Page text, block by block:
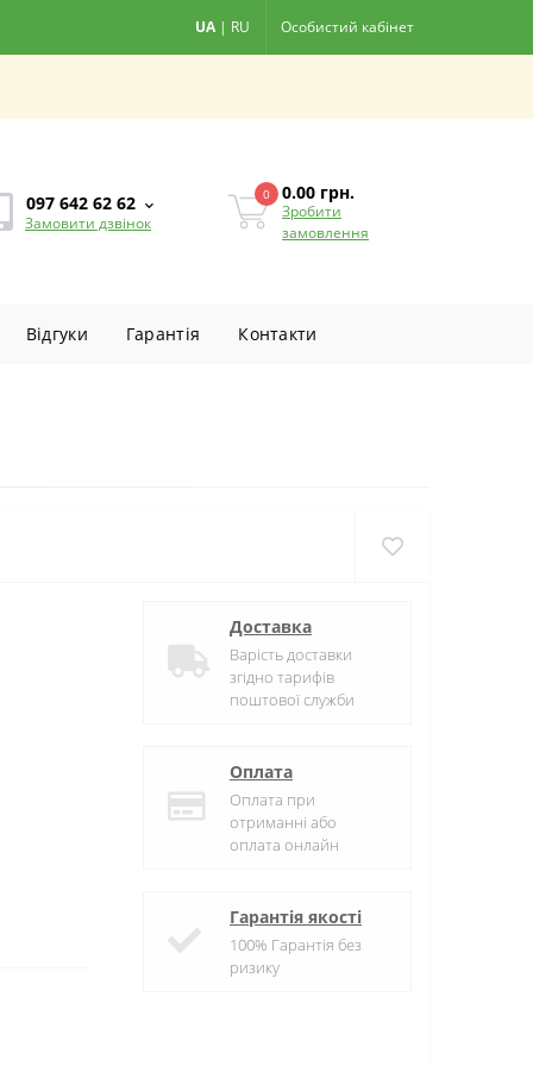
UA | RU Особистий кабінет
097 642 62 62
Замовити дзвінок
0 0.00 грн.
Зробити
замовлення
Вiдгуки Гарантiя Контакти
Доставка
Варість доставки
згідно тарифів
поштової служби
Оплата
Оплата при
отриманні або
оплата онлайн
Гарантія якості
100% Гарантія без
ризику